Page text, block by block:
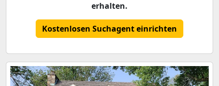
erhalten.
Kostenlosen Suchagent einrichten